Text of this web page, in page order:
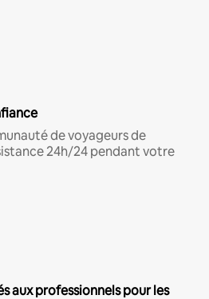
de voyageurs de
24h/24 pendant votre
aux professionnels pour les